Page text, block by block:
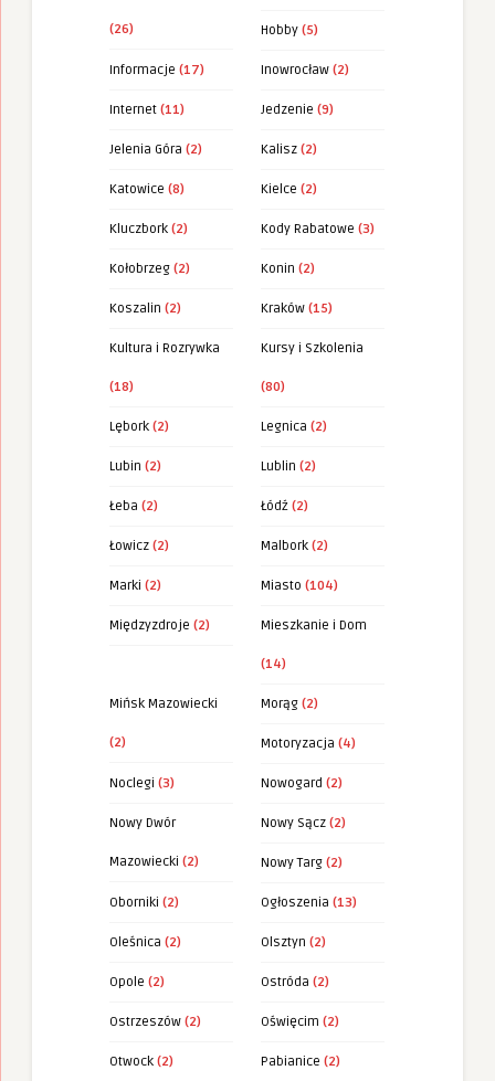
(26) Hobby (5)
Informacje (17) Inowrocław (2)
Internet (11) Jedzenie (9)
Jelenia Góra (2) Kalisz (2)
Katowice (8) Kielce (2)
Kluczbork (2) Kody Rabatowe (3)
Kołobrzeg (2) Konin (2)
Koszalin (2) Kraków (15)
Kultura i Rozrywka
(18)
Kursy i Szkolenia
(80)
Lębork (2) Legnica (2)
Lubin (2) Lublin (2)
Łeba (2) Łódź (2)
Łowicz (2) Malbork (2)
Marki (2) Miasto (104)
Międzyzdroje (2) Mieszkanie i Dom
(14)
Mińsk Mazowiecki
(2)
Morąg (2)
Motoryzacja (4)
Noclegi (3) Nowogard (2)
Nowy Dwór
Mazowiecki (2)
Nowy Sącz (2)
Nowy Targ (2)
Oborniki (2) Ogłoszenia (13)
Oleśnica (2) Olsztyn (2)
Opole (2) Ostróda (2)
Ostrzeszów (2) Oświęcim (2)
Otwock (2) Pabianice (2)